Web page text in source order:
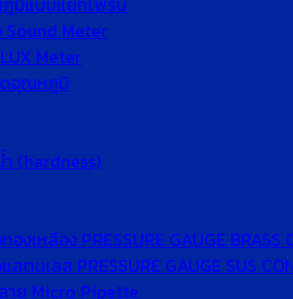
Sound Meter
Meter
ดอุณหภูมิ
(hardness)
งเหลือง PRESSURE GAUGE BRASS
ตนเลส PRESSURE GAUGE SUS
าย Micro Pipette